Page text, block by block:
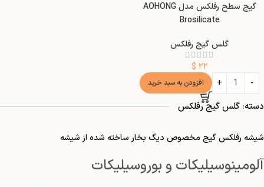
گیج سطح رفلکس مدل AOHONG
Brosilicate
گلس گیج رفلکس
$ ۲۲
افزودن به سبد خرید
دسته: گلس گیج رفلکس
شیشه رفلکس گیج مخصوص دیگ بخار ساخته شده از شیشه
آلومینوسیلیکات و بوروسیلیکات